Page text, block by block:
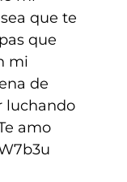
que te
que
mi
de
luchando
amo